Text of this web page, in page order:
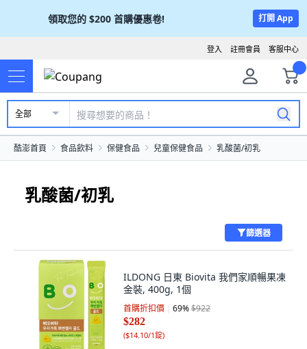
領取您的 $200 首購優惠卷! 打開 App
客服中心
註冊會員
登入
全部
酷澎首頁 食品飲料 保健食品 兒童保健食品 乳酸菌/初乳
乳酸菌/初乳
篩選器
ILDONG 日東 Biovita 我們家順暢果凍
金裝, 400g, 1個
首購折扣價 69%$922
$282
($14.10/1錠)